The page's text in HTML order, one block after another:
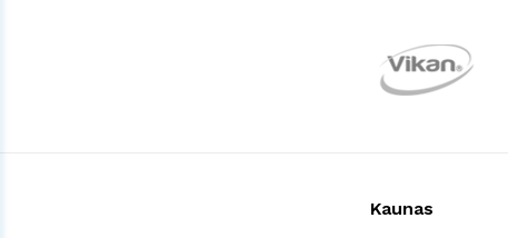
Kaunas